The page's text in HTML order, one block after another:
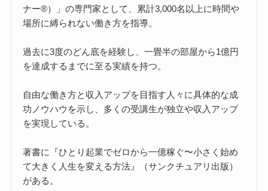
ナー®）」の専門家として、累計3,000名以上に時間や
場所に縛られない働き方を指導。
過去に3度のどん底を経験し、一畳半の部屋から1億円
を達成するまでに至る実績を持つ。
自由な働き方と収入アップを目指す人々に具体的な成
功ノウハウを示し、多くの受講生が独立や収入アップ
を実現している。
著書に『ひとり起業でゼロから一億稼ぐ〜小さく始め
て大きく人生を変える方法』（サンクチュアリ出版）
がある。